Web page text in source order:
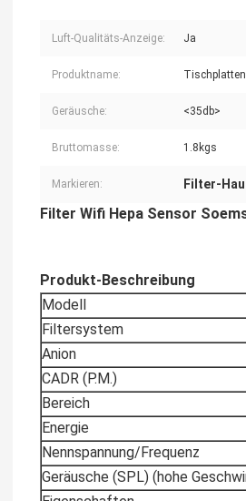
Luft-Qualitäts-Anzeige: Ja
Produktname:
Geräusche: <35db>
Bruttomasse: 1.8kgs
Markieren: Filter-
Filter Wifi Hepa Sensor
Produkt-Beschreibung
Modell
Filtersystem
Anion
CADR (P.M.)
Bereich
Energie
Nennspannung/Frequenz
Geräusche (SPL) (hohe